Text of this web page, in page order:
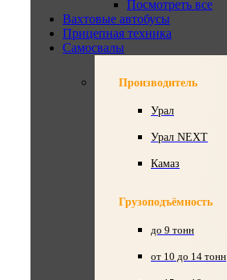
Посмотреть все
Вахтовые автобусы
Прицепная техника
Самосвалы
Производитель
Урал
Урал NEXT
Камаз
Грузоподъёмность
до 9 тонн
от 10 до 14 тонн